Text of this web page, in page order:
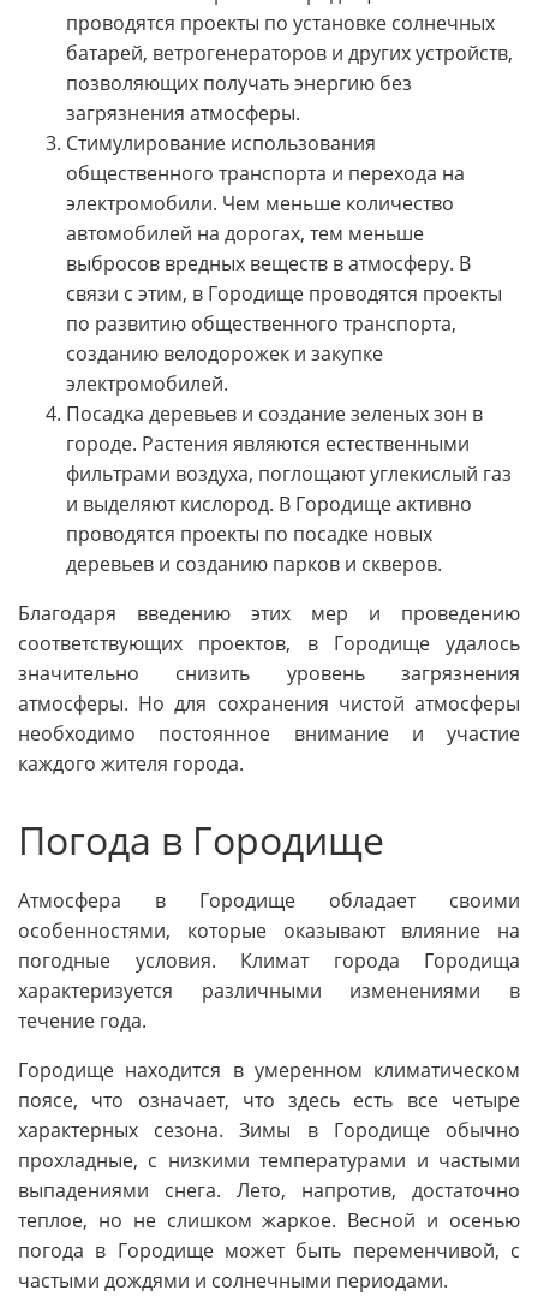
проводятся проекты по установке солнечных
батарей, ветрогенераторов и других устройств,
позволяющих получать энергию без
загрязнения атмосферы.
Стимулирование использования
общественного транспорта и перехода на
электромобили. Чем меньше количество
автомобилей на дорогах, тем меньше
выбросов вредных веществ в атмосферу. В
связи с этим, в Городище проводятся проекты
по развитию общественного транспорта,
созданию велодорожек и закупке
электромобилей.
Посадка деревьев и создание зеленых зон в
городе. Растения являются естественными
фильтрами воздуха, поглощают углекислый газ
и выделяют кислород. В Городище активно
проводятся проекты по посадке новых
деревьев и созданию парков и скверов.
Благодаря введению этих мер и проведению
соответствующих проектов, в Городище удалось
значительно снизить уровень загрязнения
атмосферы. Но для сохранения чистой атмосферы
необходимо постоянное внимание и участие
каждого жителя города.
Погода в Городище
Атмосфера в Городище обладает своими
особенностями, которые оказывают влияние на
погодные условия. Климат города Городища
характеризуется различными изменениями в
течение года.
Городище находится в умеренном климатическом
поясе, что означает, что здесь есть все четыре
характерных сезона. Зимы в Городище обычно
прохладные, с низкими температурами и частыми
выпадениями снега. Лето, напротив, достаточно
теплое, но не слишком жаркое. Весной и осенью
погода в Городище может быть переменчивой, с
частыми дождями и солнечными периодами.